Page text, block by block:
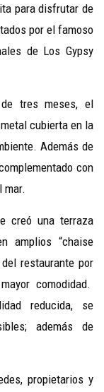
para disfrutar de
por el famoso
de Los Gypsy
tres meses, el
cubierta en la
Además de
con
mar.
creó una terraza
amplios “chaise
restaurante por
comodidad.
reducida, se
además de
propietarios y